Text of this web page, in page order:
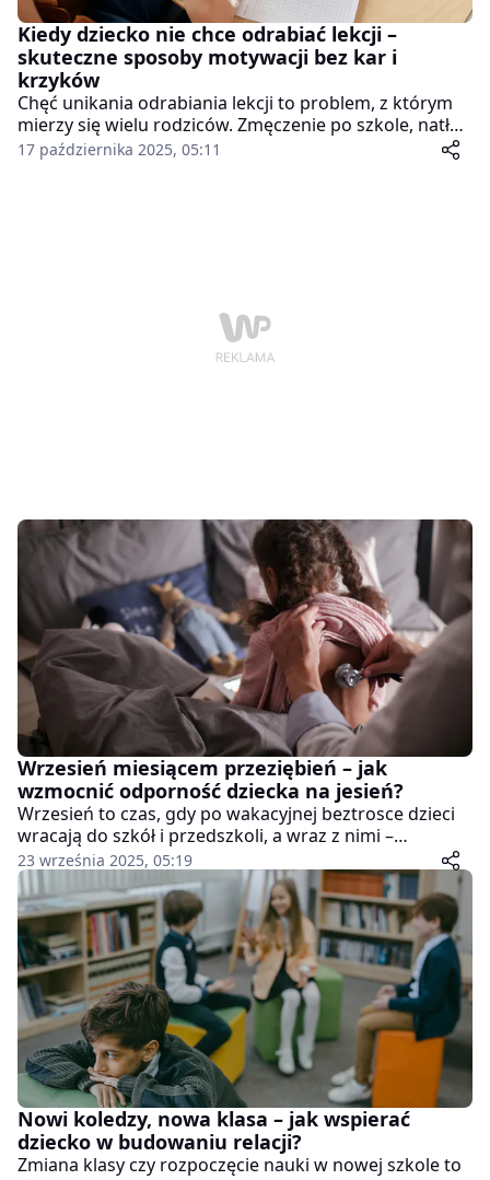
Kiedy dziecko nie chce odrabiać lekcji –
skuteczne sposoby motywacji bez kar i
krzyków
Chęć unikania odrabiania lekcji to problem, z którym
mierzy się wielu rodziców. Zmęczenie po szkole, natłok
zajęć dodatkowych, a czasem po prostu brak
17 października 2025, 05:11
Wrzesień miesiącem przeziębień – jak
wzmocnić odporność dziecka na jesień?
Wrzesień to czas, gdy po wakacyjnej beztrosce dzieci
wracają do szkół i przedszkoli, a wraz z nimi –
częstszych infekcji. Zmiana pogody, chłodniejsze
poranki, deszcz, a także bliski kontakt z rówieśnikami
sprzyjają przeziębieniom. Rodzice często zastanawiają
się, jak skutecznie wzmocnić odporność dziecka, by
jesień nie oznaczała niekończących się katarów i
kaszlu. Oto sprawdzone sposoby, które pomagają
przygotować organizm najmłodszych na sezon
infekcyjny.
23 września 2025, 05:19
Nowi koledzy, nowa klasa – jak wspierać
dziecko w budowaniu relacji?
Zmiana klasy czy rozpoczęcie nauki w nowej szkole to